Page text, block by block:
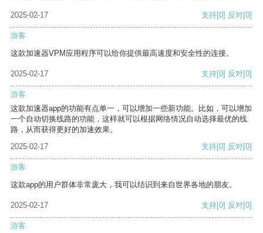
2025-02-17 支持[0] 反对[0]
游客
这款加速器VPM应用程序可以给你提供最高速度和安全性的连接。
2025-02-17 支持[0] 反对[0]
游客
这款加速器app的功能有点单一，可以增加一些新功能。比如，可以增加
一个自动切换线路的功能，这样就可以根据网络情况自动选择最优的线
路，从而获得更好的加速效果。
2025-02-17
支持[0] 反对[0]
游客
这款app的用户群体非常庞大，我可以结识到来自世界各地的朋友。
2025-02-17 支持[0] 反对[0]
游客